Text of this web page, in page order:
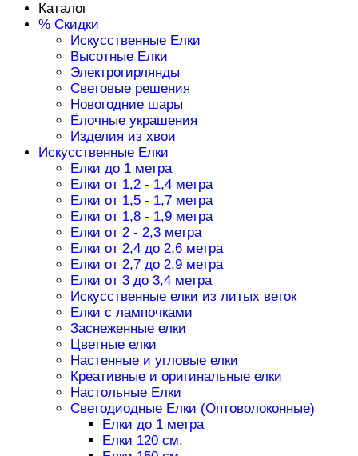
Каталог
% Скидки
Искусственные Елки
Высотные Елки
Электрогирлянды
Световые решения
Новогодние шары
Ёлочные украшения
Изделия из хвои
Искусственные Елки
Елки до 1 метра
Елки от 1,2 - 1,4 метра
Елки от 1,5 - 1,7 метра
Елки от 1,8 - 1,9 метра
Елки от 2 - 2,3 метра
Елки от 2,4 до 2,6 метра
Елки от 2,7 до 2,9 метра
Елки от 3 до 3,4 метра
Искусственные елки из литых веток
Елки с лампочками
Заснеженные елки
Цветные елки
Настенные и угловые елки
Креативные и оригинальные елки
Настольные Елки
Светодиодные Елки (Оптоволоконные)
Елки до 1 метра
Елки 120 см.